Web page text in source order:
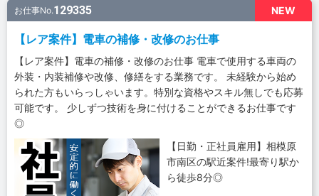
NEW
お仕事No.129335
【レア案件】電車の補修・改修のお仕事
【レア案件】電車の補修・改修のお仕事 電車で使用する車両の
外装・内装補修や改修、修繕をする業務です。 未経験から始め
られた方もいらっしゃいます。特別な資格やスキル無しでも応募
可能です。 少しずつ技術を身に付けることができるお仕事です
◎
【日勤・正社員雇用】相模原
市南区の駅近案件!最寄り駅か
ら徒歩8分◎